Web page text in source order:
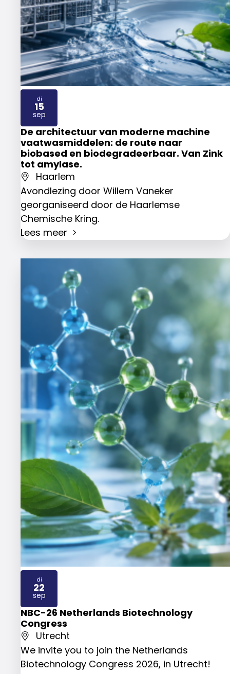
De architectuur van moderne machine
vaatwasmiddelen: de route naar
biobased en biodegradeerbaar. Van Zink
tot amylase.
Haarlem
Avondlezing door Willem Vaneker
georganiseerd door de Haarlemse
Chemische Kring.
Lees meer
di
15
sep
2026
NBC-26 Netherlands Biotechnology
Congress
Utrecht
We invite you to join the Netherlands
Biotechnology Congress 2026, in Utrecht!
di
22
sep
2026